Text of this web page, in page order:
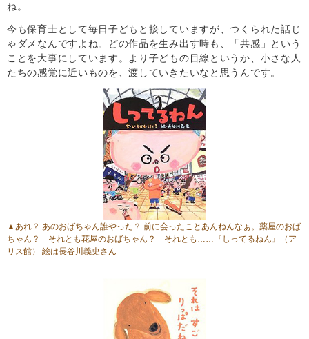
ね。
今も保育士として毎日子どもと接していますが、つくられた話じ
ゃダメなんですよね。どの作品を生み出す時も、「共感」という
ことを大事にしています。より子どもの目線というか、小さな人
たちの感覚に近いものを、渡していきたいなと思うんです。
▲あれ？ あのおばちゃん誰やった？ 前に会ったことあんねんなぁ。薬屋のおば
ちゃん？ それとも花屋のおばちゃん？ それとも…… 『しってるねん』
（ア
リス館） 絵は長谷川義史さん